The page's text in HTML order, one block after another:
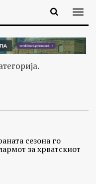
сезона го
за хрватскиот